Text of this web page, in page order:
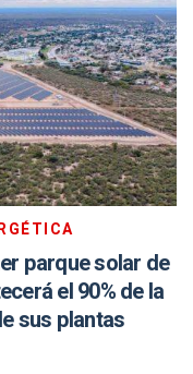
parque solar de
el 90% de la
sus plantas